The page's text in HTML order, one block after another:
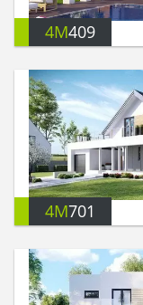
4M409
4M701